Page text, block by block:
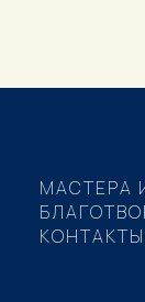
МАСТЕРА
КОНТАКТЫ